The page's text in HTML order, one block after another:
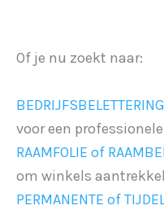
Of je nu zoekt naar:
BEDRIJFSBELETTERING
voor een
RAAMFOLIE of
om winkels
PERMANENTE of